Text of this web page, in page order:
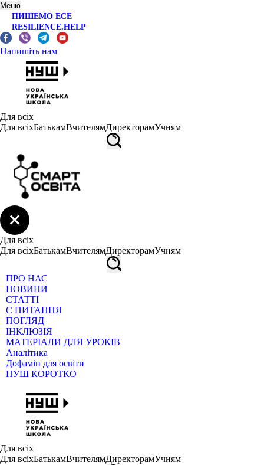
Меню
ПИШЕМО ЕСЕ
RESILIENCE.HELP
Напишіть нам
Для всіх
Для всіхБатькамВчителямДиректорамУчням
Для всіх
Для всіхБатькамВчителямДиректорамУчням
ПРО НАС
НОВИНИ
СТАТТІ
Є ПИТАННЯ
ПОГЛЯД
ІНКЛЮЗІЯ
МАТЕРІАЛИ ДЛЯ УРОКІВ
Аналітика
Дофамін для освіти
НУШ КОРОТКО
Для всіх
Для всіхБатькамВчителямДиректорамУчням